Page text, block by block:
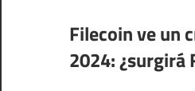
Filecoin ve un
2024: ¿surgirá